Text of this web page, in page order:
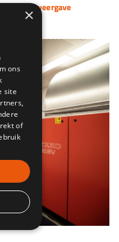
weergave
×
ons
site
of